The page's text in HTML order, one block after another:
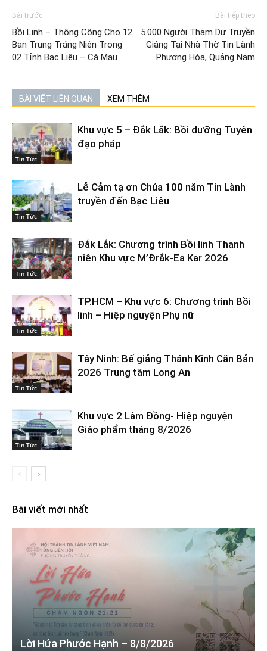
Bài trước
Bồi Linh – Thông Công Cho 12
Ban Trung Tráng Niên Trong
02 Tỉnh Bạc Liêu – Cà Mau
Bài tiếp theo
5.000 Người Tham Dự Truyền
Giảng Tại Nhà Thờ Tin Lành
Phương Hòa, Quảng Nam
BÀI VIẾT LIÊN QUAN XEM THÊM
Tin Tức
Khu vực 5 – Đắk Lắk: Bồi dưỡng Tuyên
đạo pháp
Tin Tức
Lễ Cảm tạ ơn Chúa 100 năm Tin Lành
truyền đến Bạc Liêu
Tin Tức
Đắk Lắk: Chương trình Bồi linh Thanh
niên Khu vực M’Đrắk-Ea Kar 2026
Tin Tức
TP.HCM – Khu vực 6: Chương trình Bồi
linh – Hiệp nguyện Phụ nữ
Tin Tức
Tây Ninh: Bế giảng Thánh Kinh Căn Bản
2026 Trung tâm Long An
Tin Tức
Khu vực 2 Lâm Đồng- Hiệp nguyện
Giáo phẩm tháng 8/2026
Bài viết mới nhất
Lời Hứa Phước Hạnh – 8/8/2026